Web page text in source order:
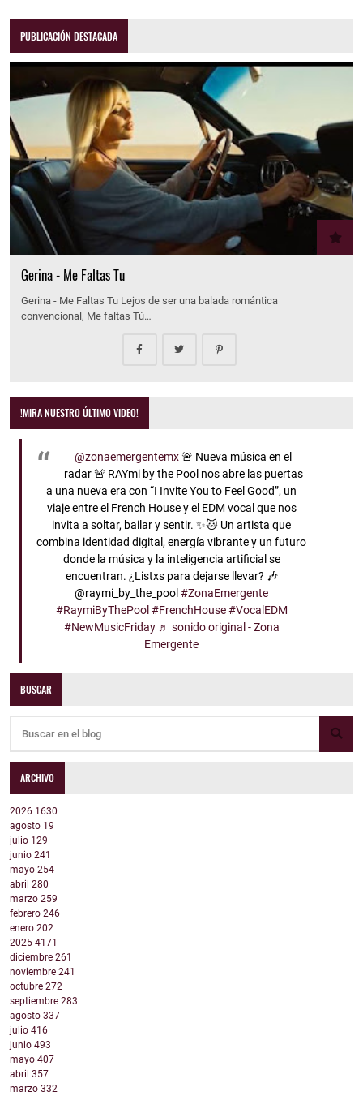
PUBLICACIÓN DESTACADA
Gerina - Me Faltas Tu
Gerina - Me Faltas Tu Lejos de ser una balada romántica
convencional, Me faltas Tú…
!MIRA NUESTRO ÚLTIMO VIDEO!
@zonaemergentemx🚨 Nueva música en el
radar 🚨 RAYmi by the Pool nos abre las puertas
a una nueva era con “I Invite You to Feel Good”, un
viaje entre el French House y el EDM vocal que nos
invita a soltar, bailar y sentir. ✨🐱 Un artista que
combina identidad digital, energía vibrante y un futuro
donde la música y la inteligencia artificial se
encuentran. ¿Listxs para dejarse llevar? 🎶
@raymi_by_the_pool#ZonaEmergente
#RaymiByThePool #FrenchHouse #VocalEDM
#NewMusicFriday ♬ sonido original - Zona
Emergente
BUSCAR
ARCHIVO
2026 1630
agosto 19
julio 129
junio 241
mayo 254
abril 280
marzo 259
febrero 246
enero 202
2025 4171
diciembre 261
noviembre 241
octubre 272
septiembre 283
agosto 337
julio 416
junio 493
mayo 407
abril 357
marzo 332